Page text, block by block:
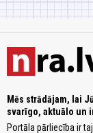
Mēs strādājam, lai
svarīgo, aktuālo un
Portāla pārliecība ir